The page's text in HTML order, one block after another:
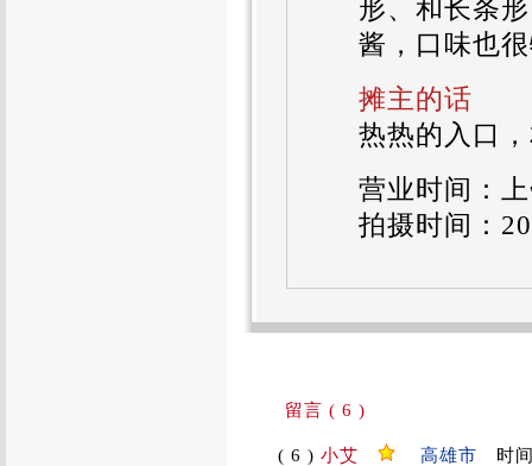
形、和长条
酱，口味也
摊主的话
热热的入口
营业时间：
拍摄时间：
留言 ( 6 )
( 6 ) 小艾 高雄市 时间